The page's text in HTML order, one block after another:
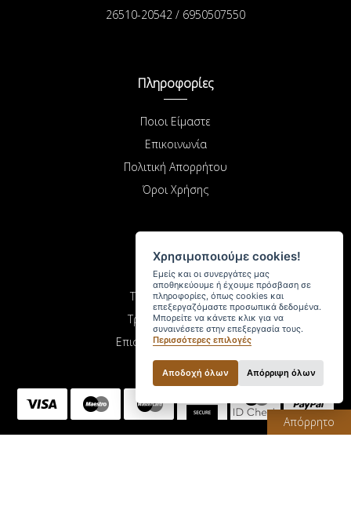
Απόρρητο
26510-20542 / 6950507550
Πληροφορίες
Ποιοι Είμαστε
Επικοινωνία
Πολιτική Απορρήτου
Όροι Χρήσης
Αγορές
Τρόποι Πληρωμής
Τρόποι Αποστολής
Επιστροφές Προϊόντων
Χρησιμοποιούμε cookies!
Εμείς και οι συνεργάτες μας
αποθηκεύουμε ή έχουμε πρόσβαση σε
πληροφορίες, όπως cookies και
επεξεργαζόμαστε προσωπικά δεδομένα.
Μπορείτε να κάνετε κλικ για να
συναινέσετε στην επεξεργασία τους.
Περισσότερες επιλογές
Αποδοχή όλων Απόρριψη όλων